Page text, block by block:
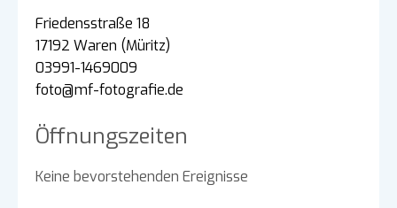
Friedensstraße 18
17192 Waren (Müritz)
03991-1469009
foto@mf-fotografie.de
Öffnungszeiten
Keine bevorstehenden Ereignisse